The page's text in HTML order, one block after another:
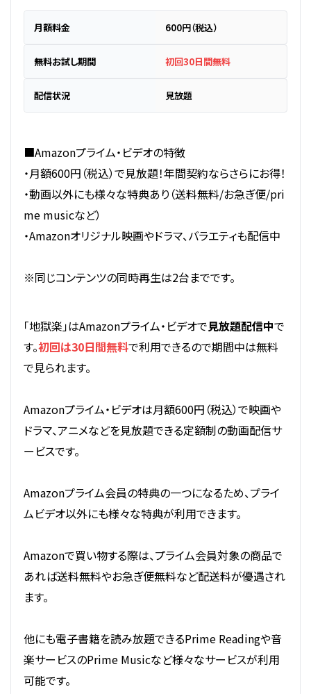
月額料金 600円（税込）
無料お試し期間 初回30日間無料
配信状況 見放題
■Amazonプライム・ビデオの特徴
・月額600円（税込）で見放題！年間契約ならさらにお得！
・動画以外にも様々な特典あり（送料無料/お急ぎ便/pri
me musicなど）
・Amazonオリジナル映画やドラマ、バラエティも配信中
※同じコンテンツの同時再生は2台までです。
「地獄楽」はAmazonプライム・ビデオで見放題配信中で
す。初回は30日間無料で利用できるので期間中は無料
で見られます。
Amazonプライム・ビデオは月額600円（税込）で映画や
ドラマ、アニメなどを見放題できる定額制の動画配信サ
ービスです。
Amazonプライム会員の特典の一つになるため、プライ
ムビデオ以外にも様々な特典が利用できます。
Amazonで買い物する際は、プライム会員対象の商品で
あれば送料無料やお急ぎ便無料など配送料が優遇され
ます。
他にも電子書籍を読み放題できるPrime Readingや音
楽サービスのPrime Musicなど様々なサービスが利用
可能です。